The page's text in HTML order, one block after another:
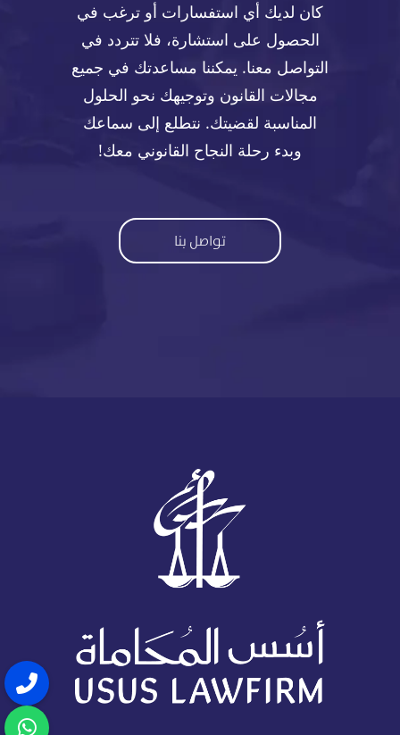
كان لديك أي استفسارات أو ترغب في
الحصول على استشارة، فلا تتردد في
التواصل معنا. يمكننا مساعدتك في جميع
مجالات القانون وتوجيهك نحو الحلول
المناسبة لقضيتك. نتطلع إلى سماعك
وبدء رحلة النجاح القانوني معك!
تواصل بنا